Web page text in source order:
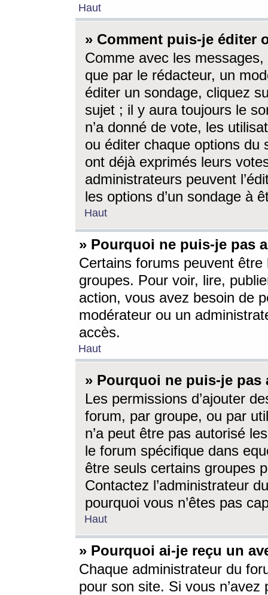
Haut
» Comment puis-je éditer
Comme avec les
que par le rédacteur, un
éditer un sondage, cliquez
sujet ; il y aura toujours le
n’a donné de vote, les
ou éditer chaque options du
ont déjà exprimés leurs
administrateurs peuvent
les options d’un sondage à
Haut
» Pourquoi ne puis-je pas
Certains forums peuvent être
groupes. Pour voir, lire,
action, vous avez besoin de
modérateur ou un
accès.
Haut
» Pourquoi ne puis-je
Les permissions d’ajouter
forum, par groupe, ou par
n’a peut être pas autorisé
le forum spécifique dans
être seuls certains groupes
Contactez l’administrateur
pourquoi vous n’êtes pas
Haut
» Pourquoi ai-je reçu un
Chaque administrateur du
pour son site. Si vous